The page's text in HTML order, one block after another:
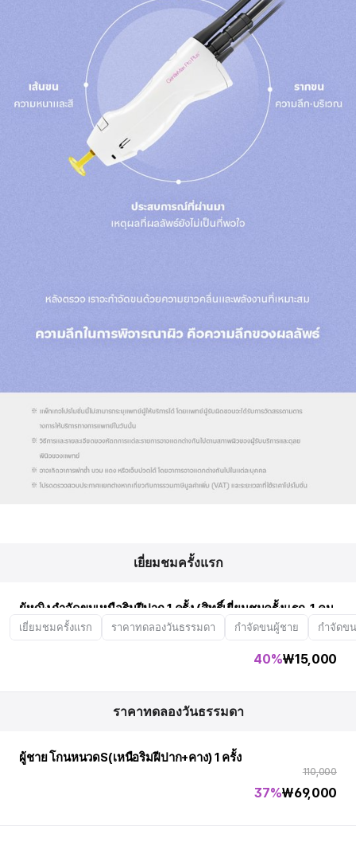
เยี่ยมชมครั้งแรก ราคาทดลองวันธรรมดา กำจัดขนผู้ชาย กำจัดข
เยี่ยมชมครั้งแรก
ผู้หญิง กำจัดขนเหนือริมฝีปาก 1 ครั้ง (สิทธิ์เยี่ยมชมครั้งแรก, 1 คน
1 ครั้ง)
₩15,000
40%
ราคาทดลองวันธรรมดา
ผู้ชาย โกนหนวดS(เหนือริมฝีปาก+คาง) 1 ครั้ง
110,000
₩69,000
37%